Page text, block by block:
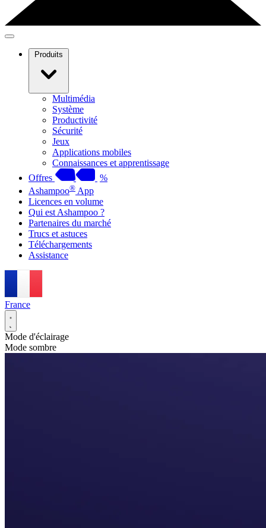
Produits
Multimédia
Système
Productivité
Sécurité
Jeux
Applications mobiles
Connaissances et apprentissage
Offres
%
Ashampoo® App
Licences en volume
Qui est Ashampoo ?
Partenaires du marché
Trucs et astuces
Téléchargements
Assistance
France
Mode d'éclairage
Mode sombre